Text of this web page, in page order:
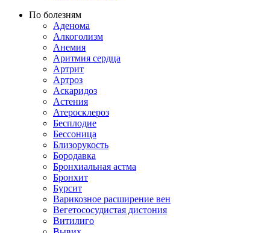
По болезням
Аденома
Алкоголизм
Анемия
Аритмия сердца
Артрит
Артроз
Аскаридоз
Астения
Атеросклероз
Бесплодие
Бессоница
Близорукость
Бородавка
Бронхиальная астма
Бронхит
Бурсит
Варикозное расширение вен
Вегетососудистая дистония
Витилиго